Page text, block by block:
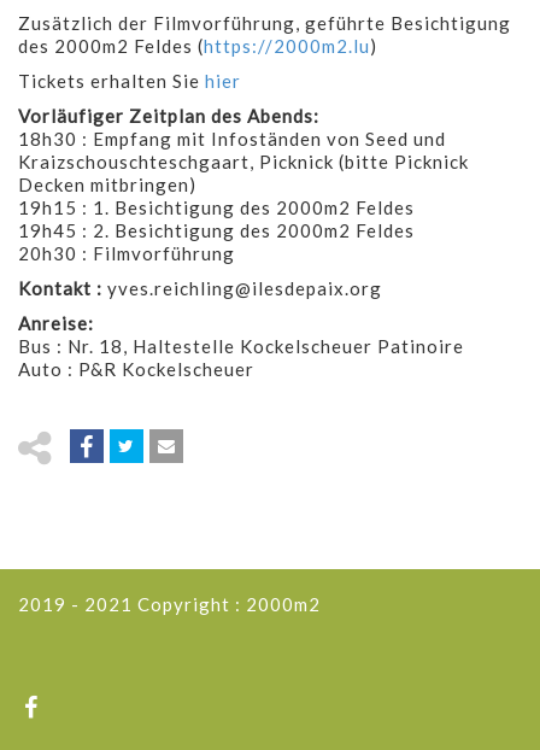
Zusätzlich der Filmvorführung, geführte Besichtigung
des 2000m2 Feldes (https://2000m2.lu)
Tickets erhalten Sie hier
Vorläufiger Zeitplan des Abends:
18h30 : Empfang mit Infoständen von Seed und
Kraizschouschteschgaart, Picknick (bitte Picknick
Decken mitbringen)
19h15 : 1. Besichtigung des 2000m2 Feldes
19h45 : 2. Besichtigung des 2000m2 Feldes
20h30 : Filmvorführung
Kontakt : yves.reichling@ilesdepaix.org
Anreise:
Bus : Nr. 18, Haltestelle Kockelscheuer Patinoire
Auto : P&R Kockelscheuer
2019 - 2021 Copyright : 2000m2